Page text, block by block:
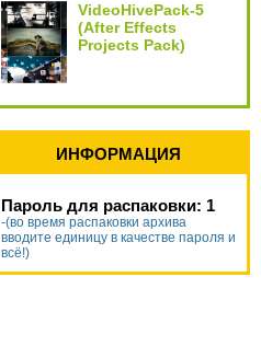
VideoHivePack-5
(After Effects
Projects Pack)
ИНФОРМАЦИЯ
Пароль для распаковки: 1
-(во время распаковки архива
вводите единицу в качестве пароля и
всё!)